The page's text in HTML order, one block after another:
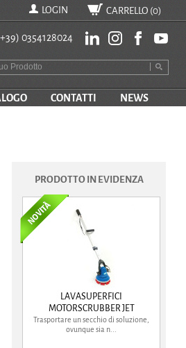
LOGIN CARRELLO (0)
0354128024
CONTATTI NEWS
PRODOTTO IN EVIDENZA
LAVASUPERFICI
MOTORSCRUBBER JET
Trasportare un secchio di soluzione,
ovunque sia n...